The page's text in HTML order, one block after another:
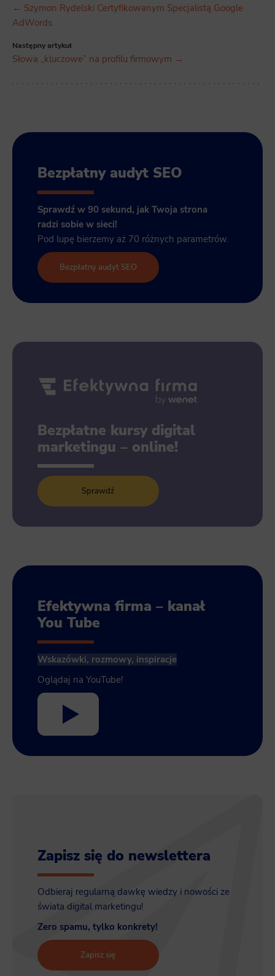
← Szymon Rydelski Certyfikowanym Specjalistą Google
AdWords
Następny artykuł
Słowa „kluczowe” na profilu firmowym →
Bezpłatny audyt SEO
Sprawdź w 90 sekund, jak Twoja strona
radzi sobie w sieci!
Pod lupę bierzemy aż 70 różnych parametrów.
Bezpłatny audyt SEO
Bezpłatne kursy digital
marketingu – online!
Sprawdź
Efektywna firma – kanał
You Tube
Wskazówki, rozmowy, inspiracje
Oglądaj na YouTube!
Zapisz się do newslettera
Odbieraj regularną dawkę wiedzy i nowości ze
świata digital marketingu!
Zero spamu, tylko konkrety!
Zapisz się